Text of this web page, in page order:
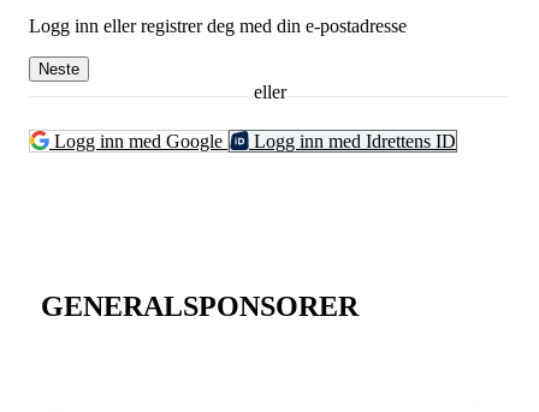
Logg inn eller registrer deg med din e-postadresse
Neste
eller
Logg inn med Google Logg inn med Idrettens ID
GENERALSPONSORER